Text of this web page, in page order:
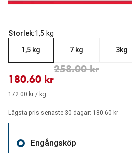
Storlek:1,5 kg
1,5 kg 7 kg 3kg
180.60 kr
aktuellt pris 180.60 kr
258.00 kr
ursprungligt pris 258.00 kr
172.00 kr / kg
Lägsta pris senaste 30 dagar: 180.60 kr
Engångsköp